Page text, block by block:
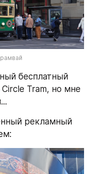
бесплатный
Tram, но мне
рекламный